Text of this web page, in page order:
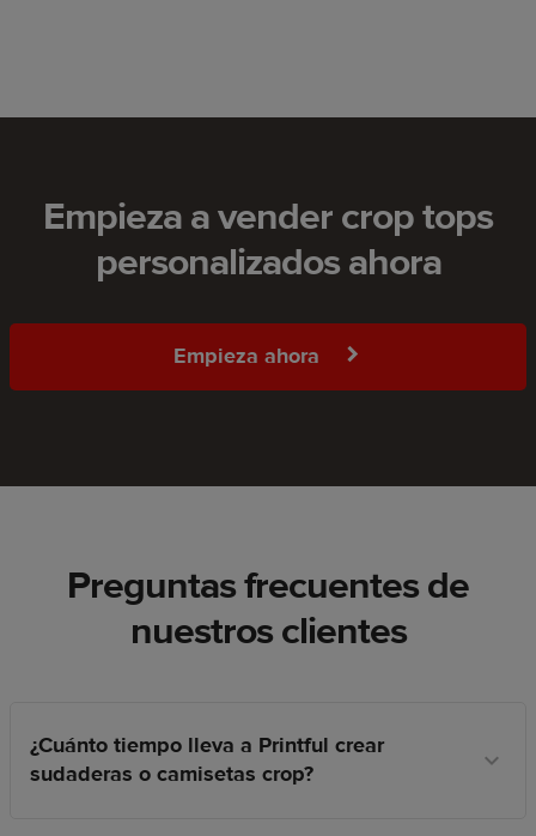
Empieza a vender crop tops
personalizados ahora
Empieza ahora
Preguntas frecuentes de
nuestros clientes
¿Cuánto tiempo lleva a Printful crear
sudaderas o camisetas crop?